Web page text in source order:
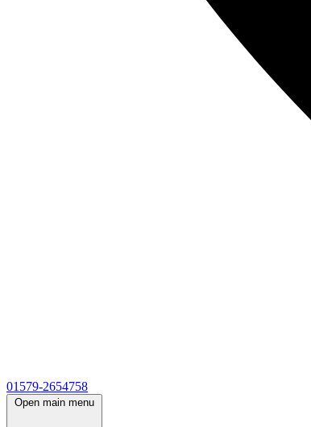
01579-2654758
Open main menu